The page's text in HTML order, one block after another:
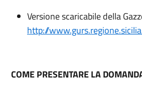
Versione scaricabile della
http://
COME PRESENTARE LA